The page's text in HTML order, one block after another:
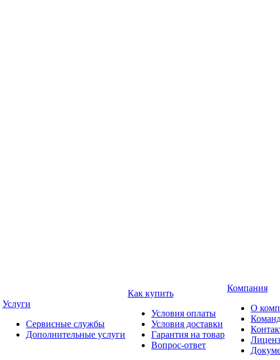
Услуги
Сервисные службы
Дополнительные услуги
Как купить
Условия оплаты
Условия доставки
Гарантия на товар
Вопрос-ответ
Компания
О